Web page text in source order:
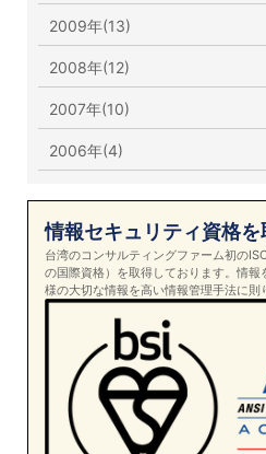
2009年(13)
2008年(12)
2007年(10)
2006年(4)
情報セキュリティ資格
台湾のコンサルティングファーム初の
の国際資格）を取得しております。情
様の大切な情報を高い情報管理手法に則